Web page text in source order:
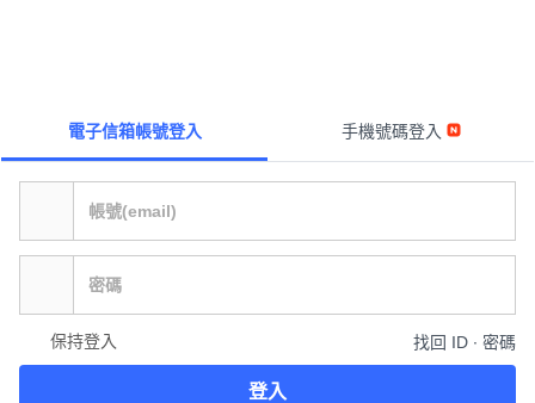
電子信箱帳號登入 手機號碼登入
保持登入 找回 ID ∙ 密碼
登入